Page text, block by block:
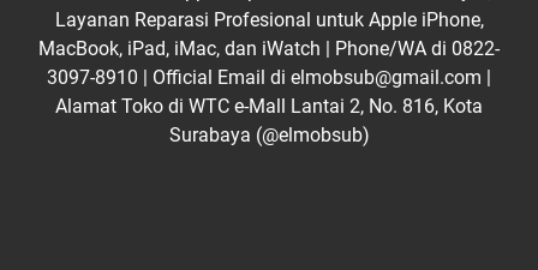
Layanan Reparasi Profesional untuk Apple iPhone,
MacBook, iPad, iMac, dan iWatch | Phone/WA di 0822-
3097-8910 | Official Email di elmobsub@gmail.com |
Alamat Toko di WTC e-Mall Lantai 2, No. 816, Kota
Surabaya (@elmobsub)